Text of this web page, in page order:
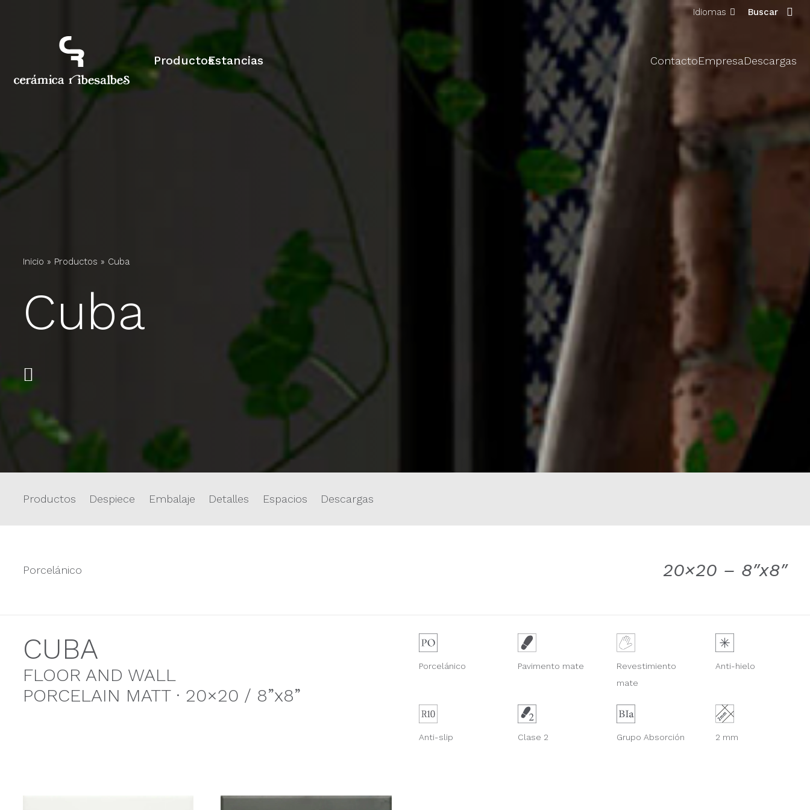
Idiomas Buscar
ProductosEstancias ContactoEmpresaDescargas
Inicio » Productos » Cuba
Cuba
Productos Despiece Embalaje Detalles Espacios Descargas
Porcelánico 20×20 – 8″x8″
CUBA
FLOOR AND WALL
PORCELAIN MATT · 20×20 / 8”x8”
Porcelánico Pavimento mate
Revestimiento
mate
Anti-hielo
Anti-slip Clase 2 Grupo Absorción 2 mm